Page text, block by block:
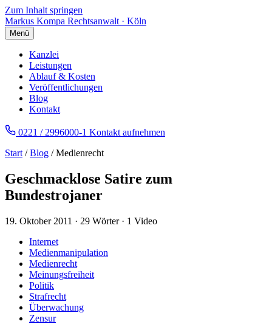
Zum Inhalt springen
Markus Kompa Rechtsanwalt · Köln
Menü
Kanzlei
Leistungen
Ablauf & Kosten
Veröffentlichungen
Blog
Kontakt
0221 / 2996000-1 Kontakt aufnehmen
Start /Blog / Medienrecht
Geschmacklose Satire zum
Bundestrojaner
19. Oktober 2011 · 29 Wörter · 1 Video
Internet
Medienmanipulation
Medienrecht
Meinungsfreiheit
Politik
Strafrecht
Überwachung
Zensur